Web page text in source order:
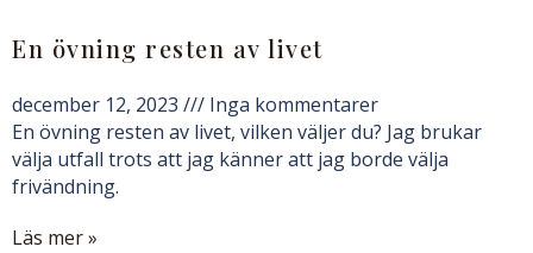
En övning resten av livet
december 12, 2023
Inga kommentarer
En övning resten av livet, vilken väljer du? Jag brukar
välja utfall trots att jag känner att jag borde välja
frivändning.
Läs mer »